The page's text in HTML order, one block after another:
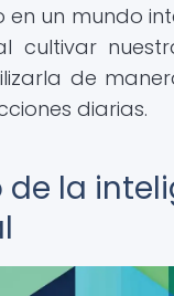
en un mundo
cultivar
de
diarias.
de la